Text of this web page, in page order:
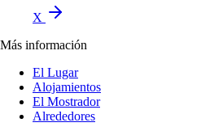
X
Más información
El Lugar
Alojamientos
El Mostrador
Alrededores